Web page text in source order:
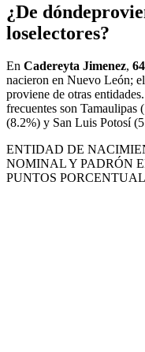
¿De dónde
loselectores?
En Cadereyta Jimenez,
nacieron en Nuevo León;
proviene de otras
frecuentes son Tamaulipas
(8.2%) y San Luis Potosí
ENTIDAD DE
NOMINAL Y PADRÓN
PUNTOS